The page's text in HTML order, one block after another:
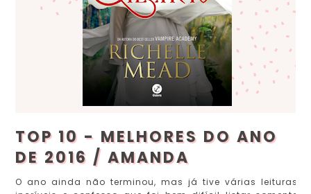
TOP 10 - MELHORES DO ANO
DE 2016 / AMANDA
O ano ainda não terminou, mas já tive várias leituras